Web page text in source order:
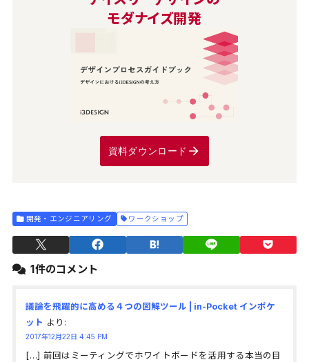
モダナイズ開発
資料ダウンロード
開発・エンジニアリング ワークショップ
1件のコメント
議論を飛躍的に高める４つの図解ツール | in-Pocket インポケ
ット より:
2017年12月22日 4:45 PM
[…] 前回はミーティングでホワイトボードを活用する本当の目